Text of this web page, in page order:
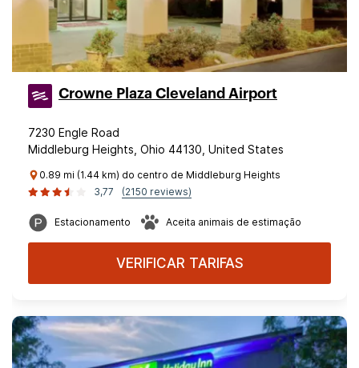
Crowne Plaza Cleveland Airport
7230 Engle Road
Middleburg Heights, Ohio 44130, United States
0.89 mi (1.44 km) do centro de Middleburg Heights
3,77
(2150 reviews)
Estacionamento Aceita animais de estimação
VERIFICAR TARIFAS